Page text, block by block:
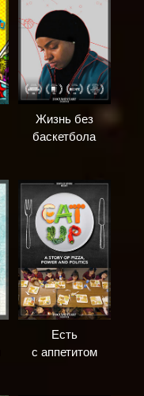
Жизнь без
баскетбола
Есть
с аппетитом